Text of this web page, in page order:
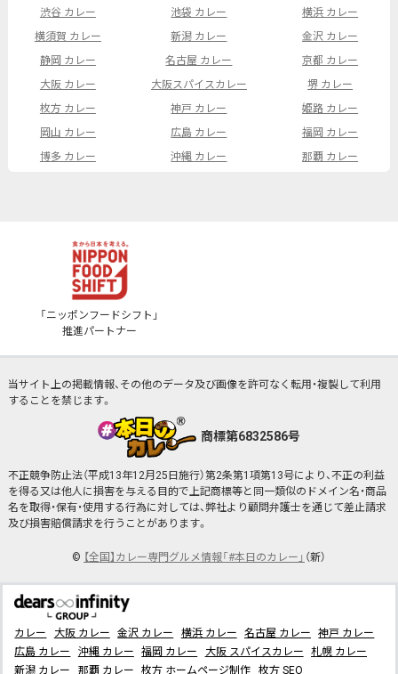
渋谷 カレー
池袋 カレー
横浜 カレー
横須賀 カレー
新潟 カレー
金沢 カレー
静岡 カレー
名古屋 カレー
京都 カレー
大阪 カレー
大阪スパイスカレー
堺 カレー
枚方 カレー
神戸 カレー
姫路 カレー
岡山 カレー
広島 カレー
福岡 カレー
博多 カレー
沖縄 カレー 那覇 カレー
「ニッポンフードシフト」
推進パートナー
当サイト上の掲載情報、その他のデータ及び画像を許可なく転用・複製して利用
することを禁じます。
商標第6832586号
不正競争防止法（平成13年12月25日施行）第2条第1項第13号により、不正の利益
を得る又は他人に損害を与える目的で上記商標等と同一類似のドメイン名・商品
名を取得・保有・使用する行為に対しては、弊社より顧問弁護士を通じて差止請求
及び損害賠償請求を行うことがあります。
© 【全国】カレー専門グルメ情報「#本日のカレー」 （新）
カレー 大阪 カレー 金沢 カレー 横浜 カレー 名古屋 カレー
神戸 カレー
広島 カレー
沖縄 カレー 福岡 カレー 大阪 スパイスカレー
札幌 カレー
新潟 カレー
那覇 カレー 枚方 ホームページ制作 枚方 SEO